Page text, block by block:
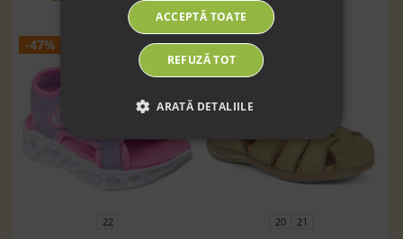
-47%
22
-50%
20 21
ACCEPTĂ TOATE
REFUZĂ TOT
ARATĂ DETALIILE